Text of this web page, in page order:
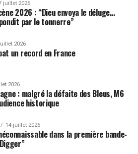
juillet 2026
2026 : “Dieu envoya le déluge…
par le tonnerre”
2026
un record en France
2026
: malgré la défaite des Bleus, M6
historique
14 juillet 2026
dans la première bande-